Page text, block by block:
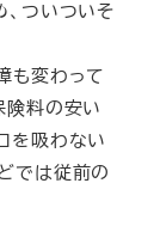
、ついついそ
も変わって
険料の安い
を吸わない
では従前の